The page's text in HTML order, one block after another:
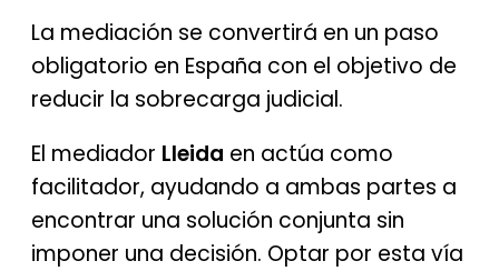
La mediación se convertirá en un paso
obligatorio en España con el objetivo de
reducir la sobrecarga judicial.
El mediador Lleida en actúa como
facilitador, ayudando a ambas partes a
encontrar una solución conjunta sin
imponer una decisión. Optar por esta vía